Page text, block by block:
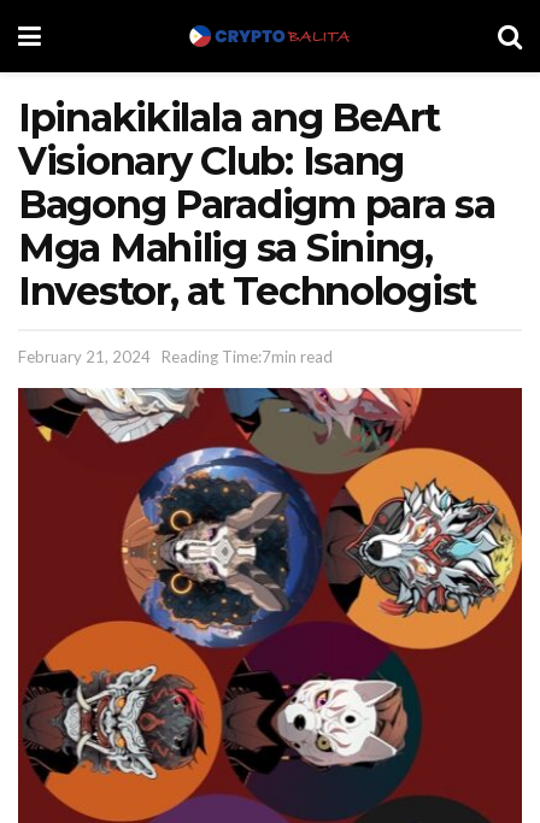
Ipinakikilala ang BeArt
Visionary Club: Isang
Bagong Paradigm para sa
Mga Mahilig sa Sining,
Investor, at Technologist
February 21, 2024 Reading Time:7min read